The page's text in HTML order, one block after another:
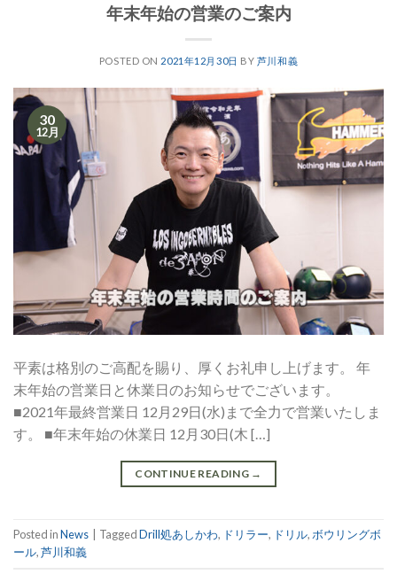
年末年始の営業のご案内
POSTED ON 2021年12月30日 BY 芦川和義
30
12月
平素は格別のご高配を賜り、厚くお礼申し上げます。 年
末年始の営業日と休業日のお知らせでございます。
■2021年最終営業日 12月29日(水)まで全力で営業いたしま
す。 ■年末年始の休業日 12月30日(木 […]
CONTINUE READING →
Posted inNews TaggedDrill処あしかわ, ドリラー, ドリル,ボウリングボ
ール,芦川和義